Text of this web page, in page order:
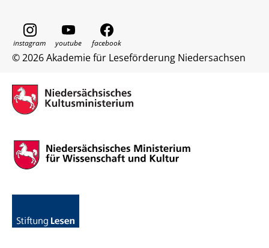
© 2026 Akademie für Leseförderung Niedersachsen